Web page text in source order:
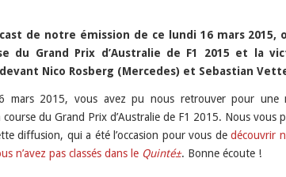
de notre émission de ce lundi 16 mars 2015,
du Grand Prix d’Australie de F1 2015 et la
Nico Rosberg (Mercedes) et Sebastian
mars 2015, vous avez pu nous retrouver pour une
course du Grand Prix d’Australie de F1 2015. Nous vous
diffusion, qui a été l’occasion pour vous dedécouvrir
n’avez pas classés dans le Quinté±. Bonne écoute !